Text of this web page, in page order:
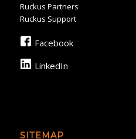
Ruckus Partners
Ruckus Support
Facebook
LinkedIn
SITEMAP